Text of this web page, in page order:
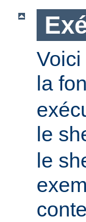
la
le
le